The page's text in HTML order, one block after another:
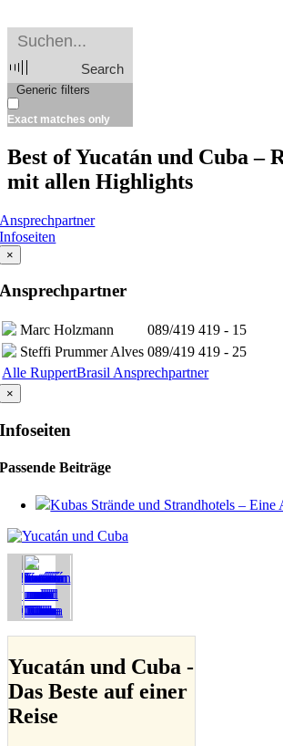
Search
Generic filters
Exact matches only
Best of Yucatán und Cuba –
mit allen Highlights
Ansprechpartner
Infoseiten
×
Ansprechpartner
Marc Holzmann
089/419 419 - 15
Steffi Prummer Alves 089/419 419 - 25
Alle RuppertBrasil Ansprechpartner
×
Infoseiten
Passende Beiträge
Kubas Strände und Strandhotels – Eine
Yucatán und Cuba -
Das Beste auf einer
Reise